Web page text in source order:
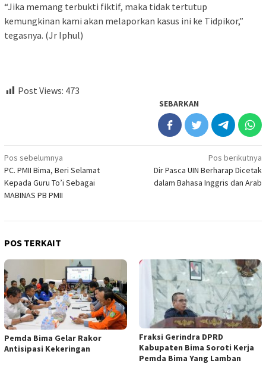
“Jika memang terbukti fiktif, maka tidak tertutup
kemungkinan kami akan melaporkan kasus ini ke Tidpikor,”
tegasnya. (Jr Iphul)
Post Views: 473
SEBARKAN
Navigasi
pos
Pos sebelumnya
PC. PMII Bima, Beri Selamat
Kepada Guru To’i Sebagai
MABINAS PB PMII
Pos berikutnya
Dir Pasca UIN Berharap Dicetak
dalam Bahasa Inggris dan Arab
POS TERKAIT
Pemda Bima Gelar Rakor
Antisipasi Kekeringan
Fraksi Gerindra DPRD
Kabupaten Bima Soroti Kerja
Pemda Bima Yang Lamban